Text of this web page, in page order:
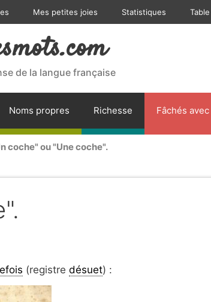
Mes petites joies Statistiques
de la langue française
Noms propres Richesse Fâchés
coche" ou "Une coche".
(registre désuet) :